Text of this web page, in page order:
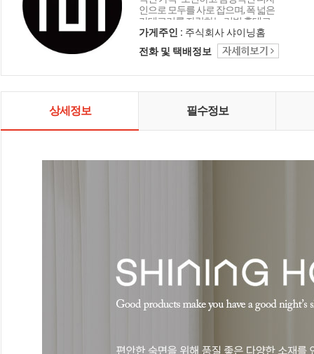
인으로 모두를 사로 잡으며, 폭 넓은
카테고리를 자랑하는 리빙 홈데코
인테리어 샤이닝홈입니다.
가게주인 : 주식회사 샤이닝홈
전화 및 택배정보
상세정보 필수정보